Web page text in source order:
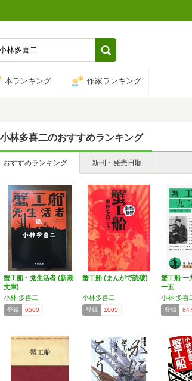
本ランキング 作家ランキング
小林多喜二のおすすめランキング
おすすめランキング 新刊・発売日順
蟹工船・党生活者 (新潮
文庫)
小林 多喜二
登録 6560
蟹工船 (まんがで読破)
小林多喜二
登録 1005
蟹工船 一
一五
小林 多喜
登録 847